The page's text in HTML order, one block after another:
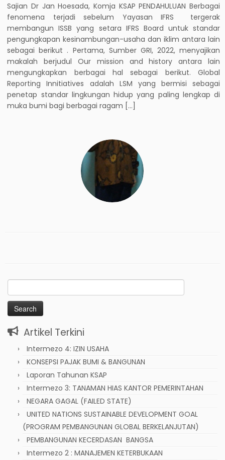
Sajian Dr Jan Hoesada, Komja KSAP PENDAHULUAN Berbagai
fenomena terjadi sebelum Yayasan IFRS tergerak
membangun ISSB yang setara IFRS Board untuk standar
pengungkapan kesinambungan-usaha dan iklim antara lain
sebagai berikut . Pertama, Sumber GRI, 2022, menyajikan
makalah berjudul Our mission and history antara lain
mengungkapkan berbagai hal sebagai berikut. Global
Reporting Innitiatives adalah LSM yang bermisi sebagai
penetap standar lingkungan hidup yang paling lengkap di
muka bumi bagi berbagai ragam […]
Search
for:
Artikel Terkini
Intermezo 4: IZIN USAHA
KONSEPSI PAJAK BUMI & BANGUNAN
Laporan Tahunan KSAP
Intermezo 3: TANAMAN HIAS KANTOR PEMERINTAHAN
NEGARA GAGAL (FAILED STATE)
UNITED NATIONS SUSTAINABLE DEVELOPMENT GOAL
(PROGRAM PEMBANGUNAN GLOBAL BERKELANJUTAN)
PEMBANGUNAN KECERDASAN BANGSA
Intermezo 2 : MANAJEMEN KETERBUKAAN